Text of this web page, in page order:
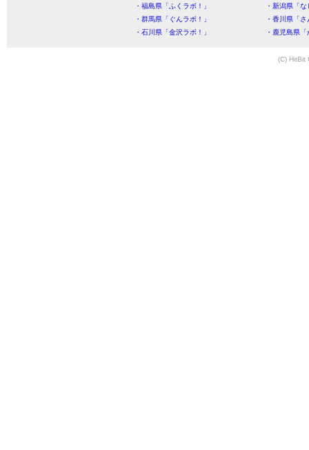
・福島県「ふくラボ！」
・新潟県「
・群馬県「ぐんラボ！」
・香川県「
・石川県「金沢ラボ！」
・鹿児島県
(C) HitBit